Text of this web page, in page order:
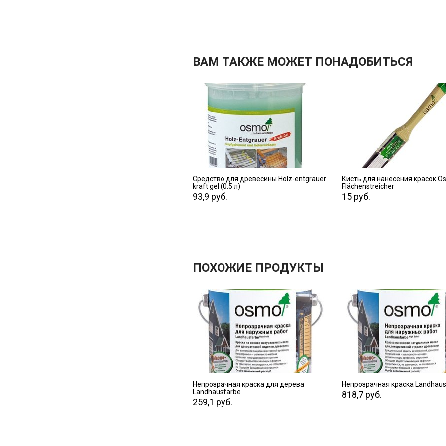
ВАМ ТАКЖЕ МОЖЕТ ПОНАДОБИТЬСЯ
ПЕРЕЙТИ
Средство для древесины Holz-entgrauer
kraft gel (0.5 л)
93,9 руб.
ПЕРЕЙТИ
Кисть для нанесения красок
Flächenstreicher
15 руб.
ПОХОЖИЕ ПРОДУКТЫ
ПЕРЕЙТИ
Непрозрачная краска для дерева
Landhausfarbe
259,1 руб.
ПЕРЕЙТИ
Непрозрачная краска
818,7 руб.